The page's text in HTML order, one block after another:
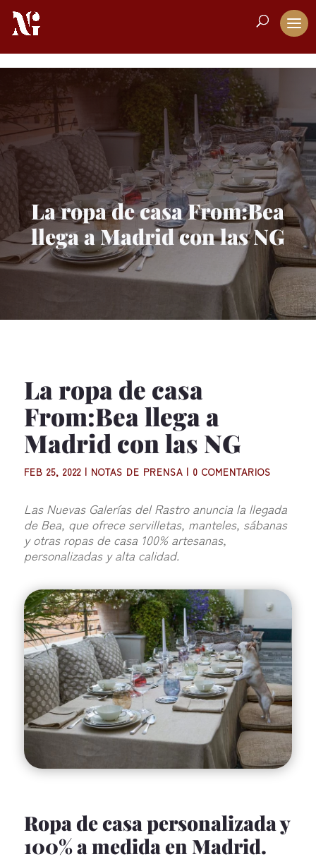
La ropa de casa From:Bea
llega a Madrid con las NG
La ropa de casa
From:Bea llega a
Madrid con las NG
FEB 25, 2022| NOTAS DE PRENSA| 0 COMENTARIOS
Las Nuevas Galerías del Rastro anuncia la llegada
de Bea, que ofrece servilletas, manteles, sábanas
y otras ropas de casa 100% artesanas,
personalizadas y alta calidad.
Ropa de casa personalizada y
100% a medida en Madrid.